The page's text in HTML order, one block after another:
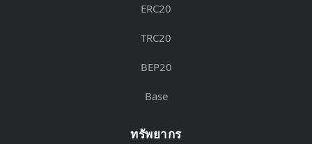
ERC20
TRC20
BEP20
Base
ทรัพยากร